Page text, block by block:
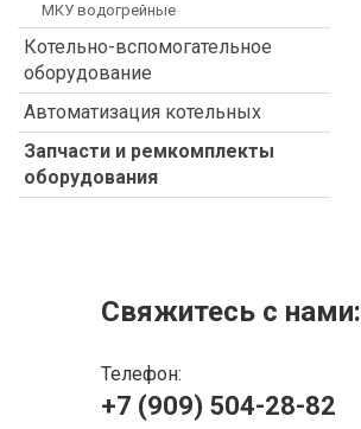
МКУ водогрейные
Котельно-вспомогательное
оборудование
Автоматизация котельных
Запчасти и ремкомплекты
оборудования
Свяжитесь с нами:
Телефон:
+7 (909) 504-28-82